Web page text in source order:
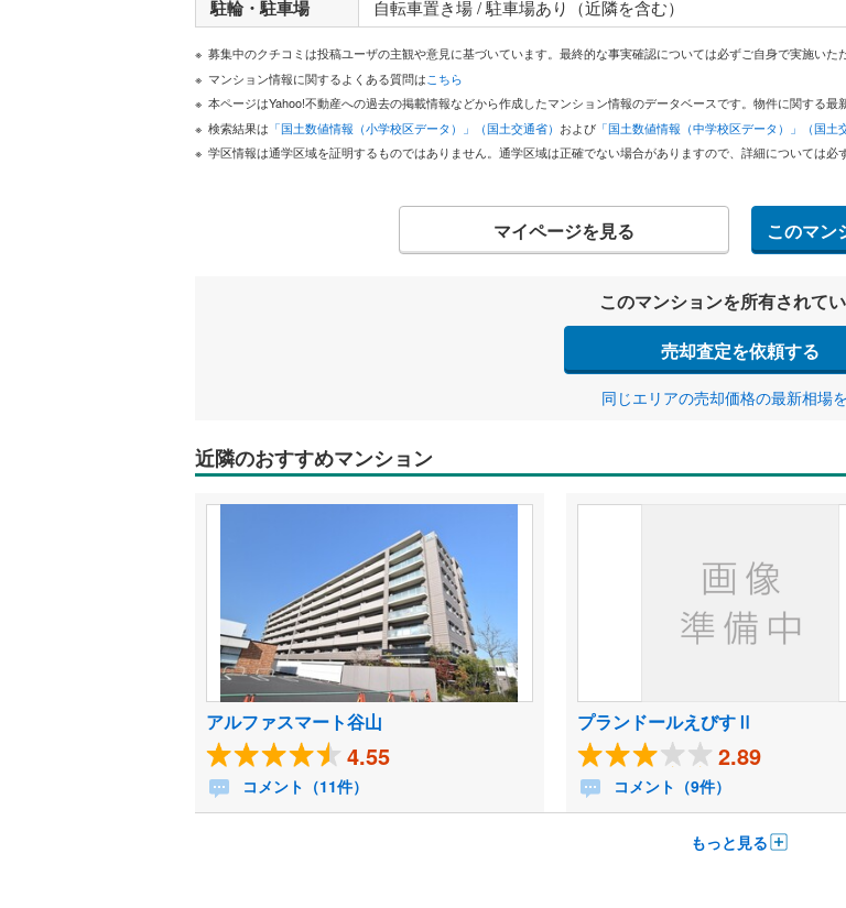
駐輪・駐車場 自転車置き場 / 駐車場あり（近隣を含む）
募集中のクチコミは投稿ユーザの主観や意見に基づいています。最終的な事実確認については必ずご自身で実施いた
マンション情報に関するよくある質問はこちら
本ページはYahoo!不動産への過去の掲載情報などから作成したマンション情報のデータベースです。物件に関する最
検索結果は 「国土数値情報（小学校区データ）」（国土交通省） および 「国土数値情報（中学校区データ）」（国土
学区情報は通学区域を証明するものではありません。通学区域は正確でない場合がありますので、詳細については必
マイページを見る このマン
このマンションを所有されて
売却査定を依頼する
同じエリアの売却価格の最新相場
近隣のおすすめマンション
アルファスマート谷山
4.55
コメント（11件）
プランドールえびすⅡ
2.89
コメント（9件）
もっと見る